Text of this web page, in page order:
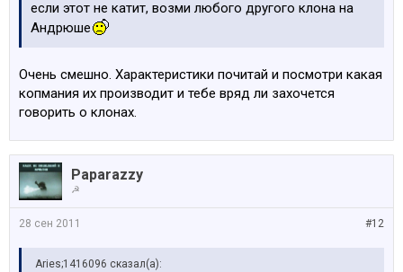
если этот не катит, возми любого другого клона на
Андрюше
Очень смешно. Характеристики почитай и посмотри какая
копмания их производит и тебе вряд ли захочется
говорить о клонах.
Paparazzy
☭
#12
28 сен 2011
Aries;1416096 сказал(а):